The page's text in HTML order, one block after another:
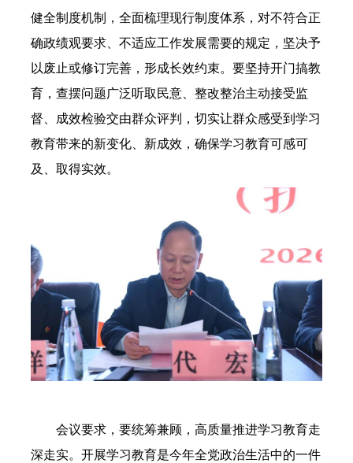
健全制度机制，全面梳理现行制度体系，对不符合正
确政绩观要求、不适应工作发展需要的规定，坚决予
以废止或修订完善，形成长效约束。要坚持开门搞教
育，查摆问题广泛听取民意、整改整治主动接受监
督、成效检验交由群众评判，切实让群众感受到学习
教育带来的新变化、新成效，确保学习教育可感可
及、取得实效。
会议要求，要统筹兼顾，高质量推进学习教育走
深走实。开展学习教育是今年全党政治生活中的一件